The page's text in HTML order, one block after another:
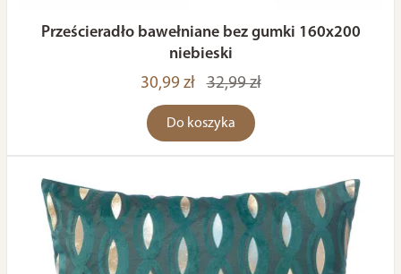
Prześcieradło bawełniane bez gumki 160x200
niebieski
30,99 zł
32,99 zł
Do koszyka